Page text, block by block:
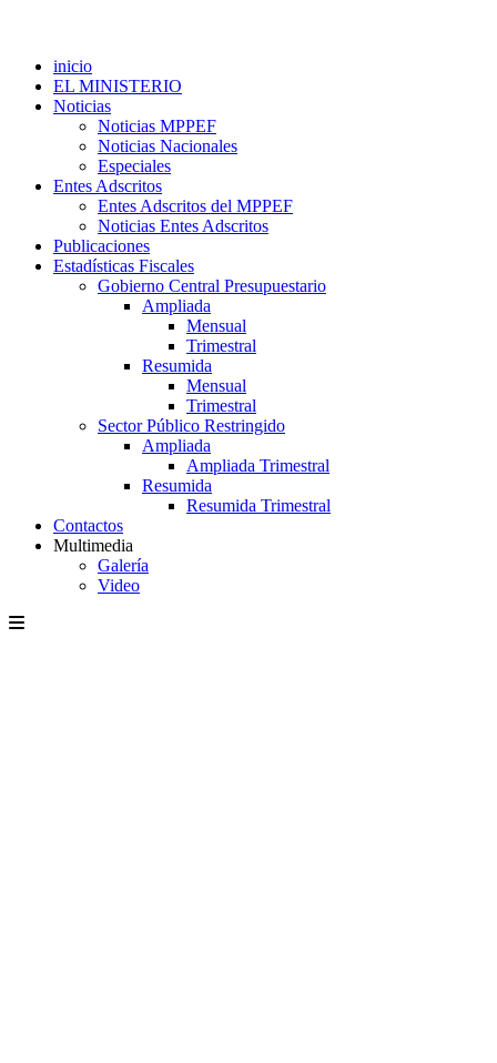
inicio
EL MINISTERIO
Noticias
Noticias MPPEF
Noticias Nacionales
Especiales
Entes Adscritos
Entes Adscritos del MPPEF
Noticias Entes Adscritos
Publicaciones
Estadísticas Fiscales
Gobierno Central Presupuestario
Ampliada
Mensual
Trimestral
Resumida
Mensual
Trimestral
Sector Público Restringido
Ampliada
Ampliada Trimestral
Resumida
Resumida Trimestral
Contactos
Multimedia
Galería
Video